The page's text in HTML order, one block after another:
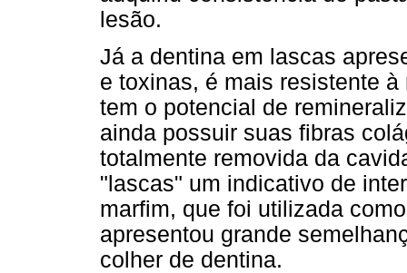
lesão.
Já a dentina em lascas
e toxinas, é mais resistente
tem o potencial de
ainda possuir suas fibras
totalmente removida da
"lascas" um indicativo de
marfim, que foi utilizada
apresentou grande
colher de dentina.